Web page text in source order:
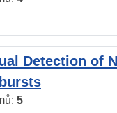
Detection of
5